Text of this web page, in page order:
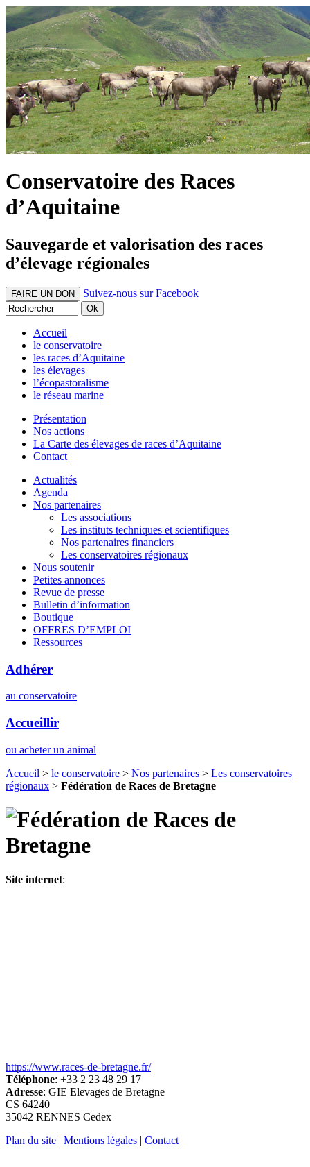
Conservatoire des Races
d’Aquitaine
Sauvegarde et valorisation des races
d’élevage régionales
FAIRE UN DON Suivez-nous sur Facebook
Accueil
le conservatoire
les races d’Aquitaine
les élevages
l’écopastoralisme
le réseau marine
Présentation
Nos actions
La Carte des élevages de races d’Aquitaine
Contact
Actualités
Agenda
Nos partenaires
Les associations
Les instituts techniques et scientifiques
Nos partenaires financiers
Les conservatoires régionaux
Nous soutenir
Petites annonces
Revue de presse
Bulletin d’information
Boutique
OFFRES D’EMPLOI
Ressources
Adhérer
au conservatoire
Accueillir
ou acheter un animal
Accueil > le conservatoire > Nos partenaires > Les conservatoires
régionaux > Fédération de Races de Bretagne
Site internet:
https://www.races-de-bretagne.fr/
Téléphone: +33 2 23 48 29 17
Adresse: GIE Elevages de Bretagne
CS 64240
35042 RENNES Cedex
Plan du site | Mentions légales | Contact